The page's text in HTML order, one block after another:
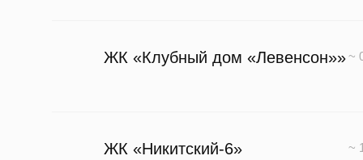
ЖК «Клубный дом «Левенсон»»~
ЖК «Никитский-6» ~